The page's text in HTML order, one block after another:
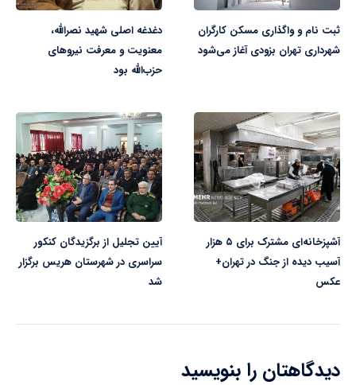
ثبت نام و واگذاری مسکن کارگران
شهرداری تهران بزودی آغاز می‌شود
دغدغه اصلی شهید نصرالله،
معنویت و معرفت نیروهای
حزب‌الله بود
آشپزخانه‌ای مشترک برای ۵ هزار
آسیب دیده از جنگ در تهران+
عکس
آیین تجلیل از برگزیدگان کنکور
سراسری در شهرستان هریس برگزار
شد
دیدگاهتان را بنویسید